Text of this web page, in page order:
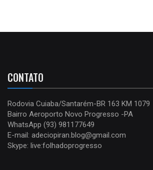
CONTATO
Rodovia Cuiaba/Santarém-BR 163 KM 1079
Bairro Aeroporto Novo Progresso -PA
WhatsApp (93) 981177649
E-mail: adeciopiran.blog@gmail.com
Skype: live:folhadoprogresso